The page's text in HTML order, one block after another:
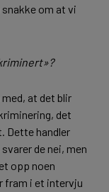
om at vi
at det blir
det
Dette handler
de nei, men
opp noen
fram i et intervju